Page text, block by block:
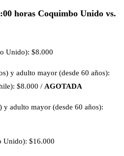
horas Coquimbo Unido vs.
Unido): $8.000
y adulto mayor (desde 60 años):
$8.000 / AGOTADA
y adulto mayor (desde 60 años):
Unido): $16.000